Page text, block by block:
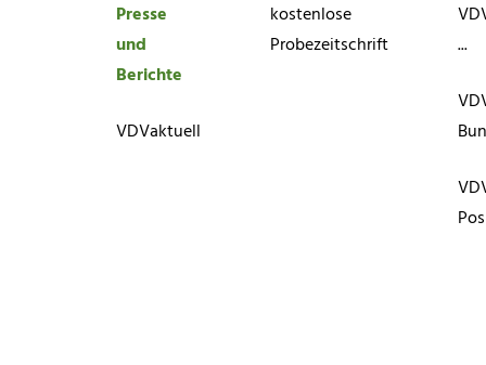
Presse
und
Berichte
VDVaktuell
kostenlose
Probezeitschrift
...